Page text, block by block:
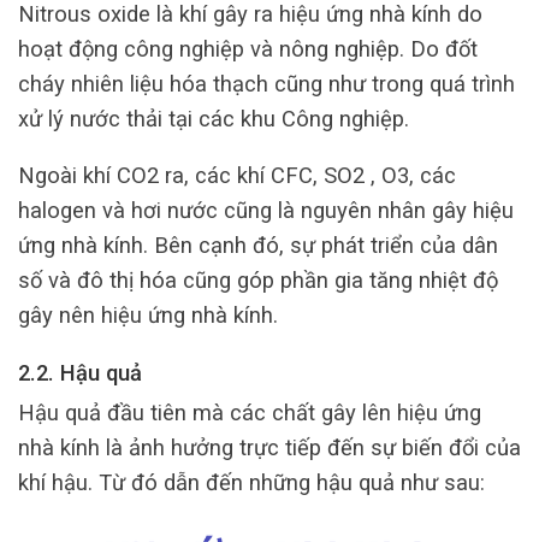
Nitrous oxide là khí gây ra hiệu ứng nhà kính do
hoạt động công nghiệp và nông nghiệp. Do đốt
cháy nhiên liệu hóa thạch cũng như trong quá trình
xử lý nước thải tại các khu Công nghiệp.
Ngoài khí CO2 ra, các khí CFC, SO2 , O3, các
halogen và hơi nước cũng là nguyên nhân gây hiệu
ứng nhà kính. Bên cạnh đó, sự phát triển của dân
số và đô thị hóa cũng góp phần gia tăng nhiệt độ
gây nên hiệu ứng nhà kính.
2.2. Hậu quả
Hậu quả đầu tiên mà các chất gây lên hiệu ứng
nhà kính là ảnh hưởng trực tiếp đến sự biến đổi của
khí hậu. Từ đó dẫn đến những hậu quả như sau: